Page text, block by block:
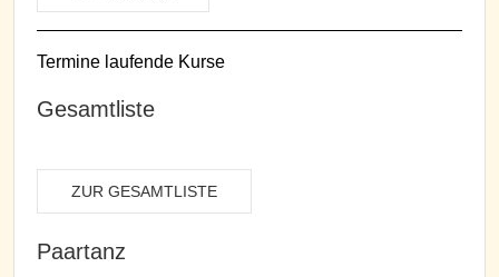
Termine laufende Kurse
Gesamtliste
ZUR GESAMTLISTE
Paartanz